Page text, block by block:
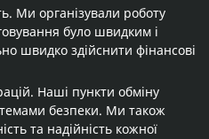
Ми організували роботу
було швидким і
швидко здійснити фінансові
Наші пункти обміну
безпеки. Ми також
та надійність кожної